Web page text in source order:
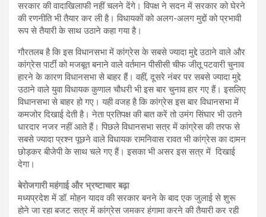
सरकार की वादाखिलाफी नहीं चलने देंगे। विपक्ष ने सदन में सरकार को घेरने
की रणनीति भी तैयार कर ली है। विधायकों को अलग-अलग मुद्दों को प्रभावी
रूप से तैयारी के साथ उठाने कहा गया है।
गौरतलब है कि इस विधानसभा में कांग्रेस के सबसे ज्यादा मुद्दे उठाने वाले और
कांग्रेस पार्टी को मजबूत बनाने वाले वर्तमान पीसीसी चीफ जीतू पटवारी चुनाव
हारने के कारण विधानसभा से बाहर हैं। वहीं, दूसरे नंबर पर सबसे ज्यादा मुद्दे
उठाने वाले युवा विधायक कुणाल चौधरी भी इस बार चुनाव हार गए हैं। इसलिए
विधानसभा से बाहर हो गए। यही वजह है कि कांग्रेस इस बार विधानसभा में
कमजोर दिखाई देती है। नेता प्रतिपक्ष की बात करें तो उमंग सिंघार भी उतने
धारदार नजर नहीं आते हैं। पिछले विधानसभा सत्र में कांग्रेस की तरफ से
सबसे ज्यादा प्रश्न पूछने वाले विधायक रामनिवास रावत भी कांग्रेस का दामन
छोड़कर बीजेपी के साथ चले गए हैं। इसका भी असर इस सत्र में दिखाई
देगा।
बेरोजगारी महंगाई और भ्रष्टाचार बढ़ा
मध्यप्रदेश में डॉ. मोहन यादव की सरकार बनने के बाद एक जुलाई से शुरू
होने जा रहा बजट सत्र में कांग्रेस जमकर हंगामा करने की तैयारी कर रही